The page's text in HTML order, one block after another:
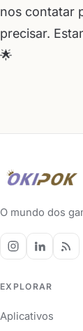
nos contatar
precisar.
🌟
O mundo dos
EXPLORAR
Aplicativos